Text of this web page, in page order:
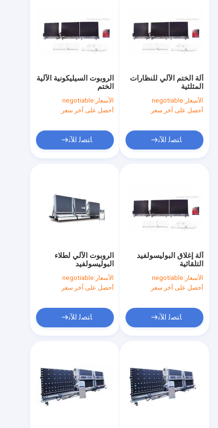
حول بنا
جولة في المعمل
طلب اقتباس
الزجاج العازل الرأسي / آلة الزجاج المزدوج
ألبوم صنع الآلات والمستهلكات
آلة النافذة والأبواب PVC
الروبوت السيليكونية الآلية
الختم
الأسعار:negotiable
أحصل على آخر سعر
ﺎﺘﺼﻟ ﺍﻶﻧ
آلة الختم الآلي للنظارات
المثلثية
الأسعار:negotiable
أحصل على آخر سعر
ﺎﺘﺼﻟ ﺍﻶﻧ
الروبوت الآلي لطلاء
البوليسولفيد
الأسعار:negotiable
أحصل على آخر سعر
ﺎﺘﺼﻟ ﺍﻶﻧ
آلة إغلاق البوليسولفيد
التلقائية
الأسعار:negotiable
أحصل على آخر سعر
ﺎﺘﺼﻟ ﺍﻶﻧ